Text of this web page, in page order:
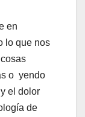
en
lo que nos
o yendo
el dolor
de